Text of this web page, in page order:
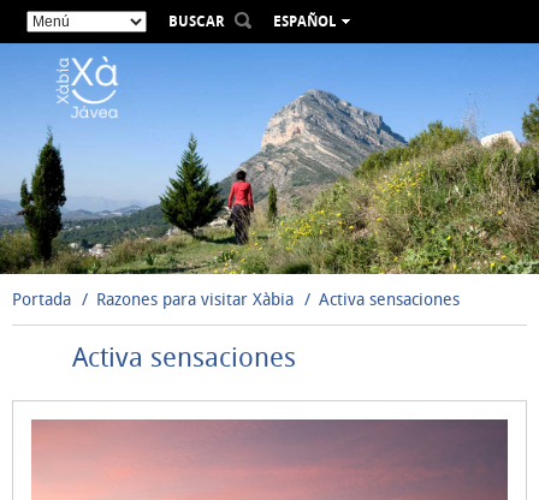
BUSCAR
ESPAÑOL
ENGLISH
FRANÇAIS
DEUTSCH
РУССКИЙ
Portada Razones para visitar Xàbia Activa sensaciones
Activa sensaciones